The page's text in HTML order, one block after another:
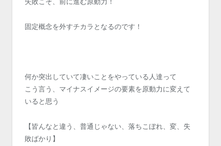
固定概念を外すチカラとなるのです！
何か突出していて凄いことをやっている人達って
こう言う、マイナスイメージの要素を原動力に変えて
いると思う
【皆んなと違う、普通じゃない、落ちこぼれ、変、失
敗ばかり】